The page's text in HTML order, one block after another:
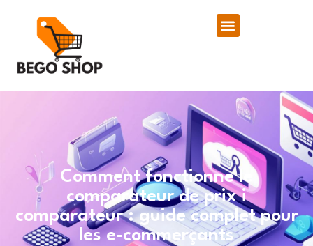
Comment fonctionne le
comparateur de prix i
comparateur : guide complet pour
les e-commerçants